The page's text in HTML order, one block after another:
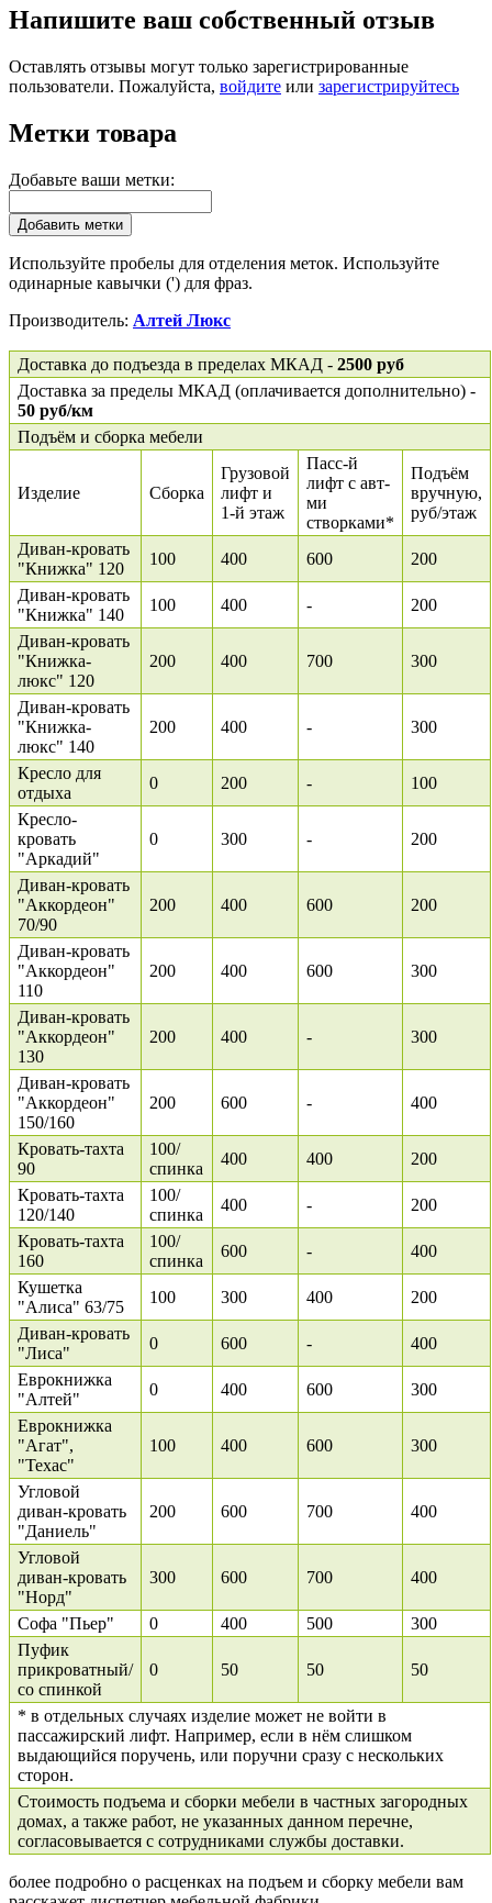
Напишите ваш собственный отзыв
Оставлять отзывы могут только зарегистрированные
пользователи. Пожалуйста, войдите или зарегистрируйтесь
Метки товара
Добавьте ваши метки:
Добавить метки
Используйте пробелы для отделения меток. Используйте
одинарные кавычки (') для фраз.
Производитель: Алтей Люкс
Доставка до подъезда в пределах МКАД - 2500 руб
Доставка за пределы МКАД (оплачивается дополнительно) -
50 руб/км
Подъём и сборка мебели
Изделие Сборка
Грузовой
лифт и
1-й этаж
Пасс-й
лифт с авт-
ми
створками*
Подъём
вручную,
руб/этаж
Диван-кровать
"Книжка" 120
100 400 600
200
Диван-кровать
"Книжка" 140
100 400 -
200
Диван-кровать
"Книжка-
люкс" 120
200 400 700 300
Диван-кровать
"Книжка-
люкс" 140
200 400 - 300
Кресло для
отдыха
0 200 -
100
Кресло-
кровать
"Аркадий"
0 300 - 200
Диван-кровать
"Аккордеон"
70/90
200 400 600 200
Диван-кровать
"Аккордеон"
110
200 400 600 300
Диван-кровать
"Аккордеон"
130
200 400 - 300
Диван-кровать
"Аккордеон"
150/160
200 600 - 400
Кровать-тахта
90
100/
спинка
400 400
200
Кровать-тахта
120/140
100/
спинка
400 -
200
Кровать-тахта
160
100/
спинка
600 -
400
Кушетка
"Алиса" 63/75
100 300 400
200
Диван-кровать
"Лиса"
0 600 -
400
Еврокнижка
"Алтей"
0 400 600
300
Еврокнижка
"Агат",
"Техас"
100 400 600 300
Угловой
диван-кровать
"Даниель"
200 600 700 400
Угловой
диван-кровать
"Норд"
300 600 700 400
Софа "Пьер" 0 400 500
300
Пуфик
прикроватный/
со спинкой
0 50 50 50
* в отдельных случаях изделие может не войти в
пассажирский лифт. Например, если в нём слишком
выдающийся поручень, или поручни сразу с нескольких
сторон.
Стоимость подъема и сборки мебели в частных загородных
домах, а также работ, не указанных данном перечне,
согласовывается с сотрудниками службы доставки.
более подробно о расценках на подъем и сборку мебели вам